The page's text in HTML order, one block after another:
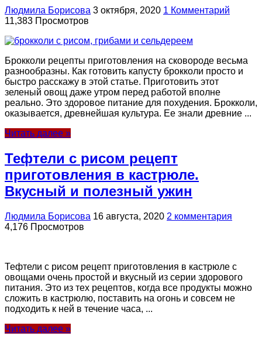
Людмила Борисова 3 октября, 2020 1 Комментарий
11,383 Просмотров
Брокколи рецепты приготовления на сковороде весьма
разнообразны. Как готовить капусту брокколи просто и
быстро расскажу в этой статье. Приготовить этот
зеленый овощ даже утром перед работой вполне
реально. Это здоровое питание для похудения. Брокколи,
оказывается, древнейшая культура. Ее знали древние ...
Читать далее »
Тефтели с рисом рецепт
приготовления в кастрюле.
Вкусный и полезный ужин
Людмила Борисова 16 августа, 2020 2 комментария
4,176 Просмотров
Тефтели с рисом рецепт приготовления в кастрюле с
овощами очень простой и вкусный из серии здорового
питания. Это из тех рецептов, когда все продукты можно
сложить в кастрюлю, поставить на огонь и совсем не
подходить к ней в течение часа, ...
Читать далее »